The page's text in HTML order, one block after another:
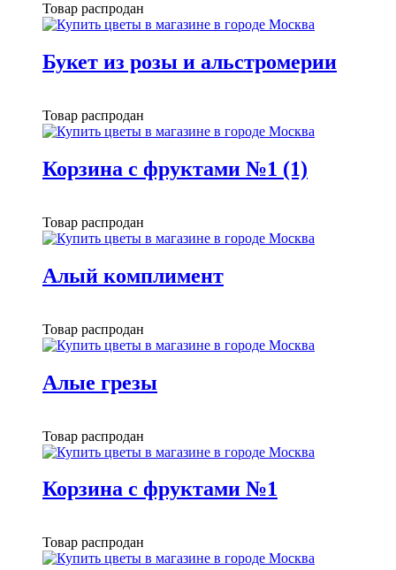
Товар распродан
Букет из розы и альстромерии
Товар распродан
Корзина с фруктами №1 (1)
Товар распродан
Алый комплимент
Товар распродан
Алые грезы
Товар распродан
Корзина с фруктами №1
Товар распродан